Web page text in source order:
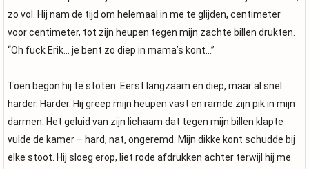
zo vol. Hij nam de tijd om helemaal in me te glijden, centimeter
voor centimeter, tot zijn heupen tegen mijn zachte billen drukten.
“Oh fuck Erik… je bent zo diep in mama’s kont…”
Toen begon hij te stoten. Eerst langzaam en diep, maar al snel
harder. Harder. Hij greep mijn heupen vast en ramde zijn pik in mijn
darmen. Het geluid van zijn lichaam dat tegen mijn billen klapte
vulde de kamer – hard, nat, ongeremd. Mijn dikke kont schudde bij
elke stoot. Hij sloeg erop, liet rode afdrukken achter terwijl hij me